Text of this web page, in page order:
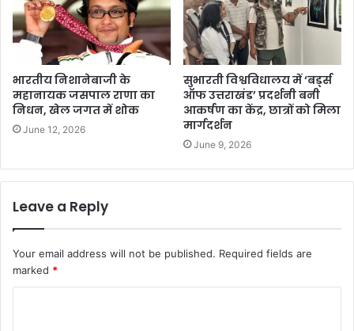
भारतीय निशानेबाजी के
महानायक जसपाल राणा का
निधन, खेल जगत में शोक
June 12, 2026
सुभारती विश्वविधालय में ‘बर्ड्स
ऑफ उत्तराखंड’ प्रदर्शनी बनी
आकर्षण का केंद्र, छात्रों को मिला
मार्गदर्शन
June 9, 2026
Leave a Reply
Your email address will not be published. Required fields are
marked *